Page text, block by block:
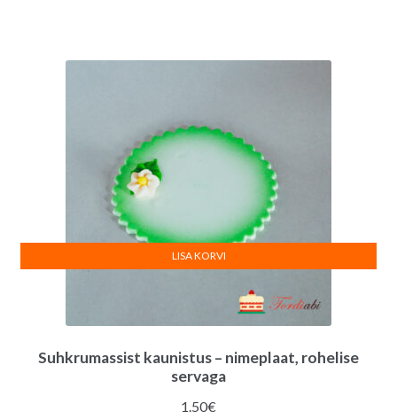
Suhkrumassist kaunistus – nimeplaat, rohelise
servaga
1.50€
LISA KORVI